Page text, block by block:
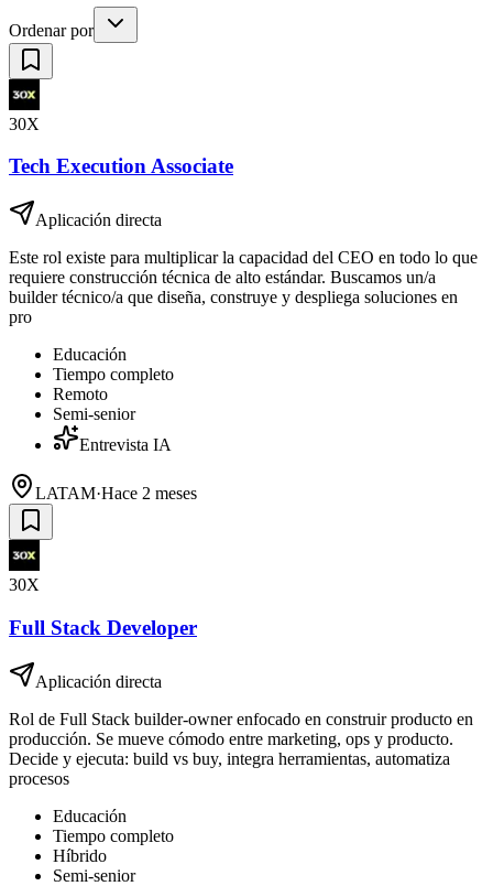
Ordenar por
30X
Tech Execution Associate
Aplicación directa
Este rol existe para multiplicar la capacidad del CEO en todo lo que
requiere construcción técnica de alto estándar. Buscamos un/a
builder técnico/a que diseña, construye y despliega soluciones en
pro
Educación
Tiempo completo
Remoto
Semi-senior
Entrevista IA
LATAM·Hace 2 meses
30X
Full Stack Developer
Aplicación directa
Rol de Full Stack builder-owner enfocado en construir producto en
producción. Se mueve cómodo entre marketing, ops y producto.
Decide y ejecuta: build vs buy, integra herramientas, automatiza
procesos
Educación
Tiempo completo
Híbrido
Semi-senior